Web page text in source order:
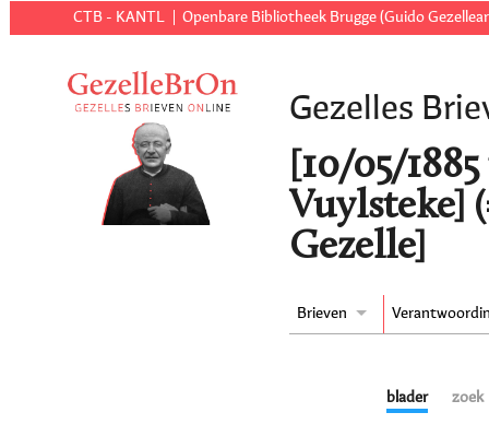
CTB - KANTL Openbare Bibliotheek Brugge (Guido
Gezelles
[10/05/
Vuylsteke]
Gezelle]
Brieven
blader zoek